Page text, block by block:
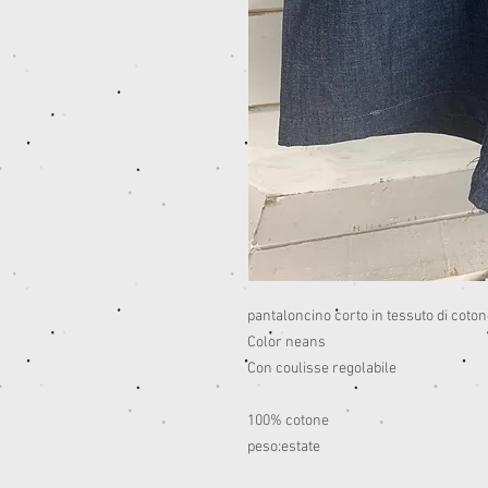
pantaloncino corto in tessuto di
Color neans
Con coulisse regolabile
100% cotone
peso:estate